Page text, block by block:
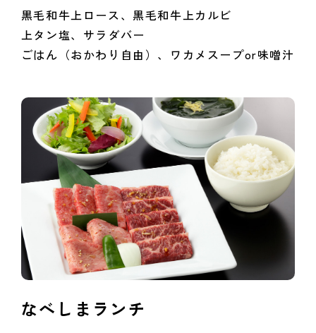
黒毛和牛上ロース、黒毛和牛上カルビ
上タン塩、サラダバー
ごはん（おかわり自由）、ワカメスープor味噌汁
なべしまランチ